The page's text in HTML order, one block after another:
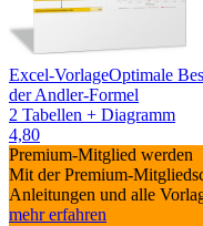
Excel-VorlageOptimale
der Andler-Formel
2 Tabellen + Diagramm
4,80
Premium-Mitglied werden
Mit der Premium-
Anleitungen und alle
mehr erfahren